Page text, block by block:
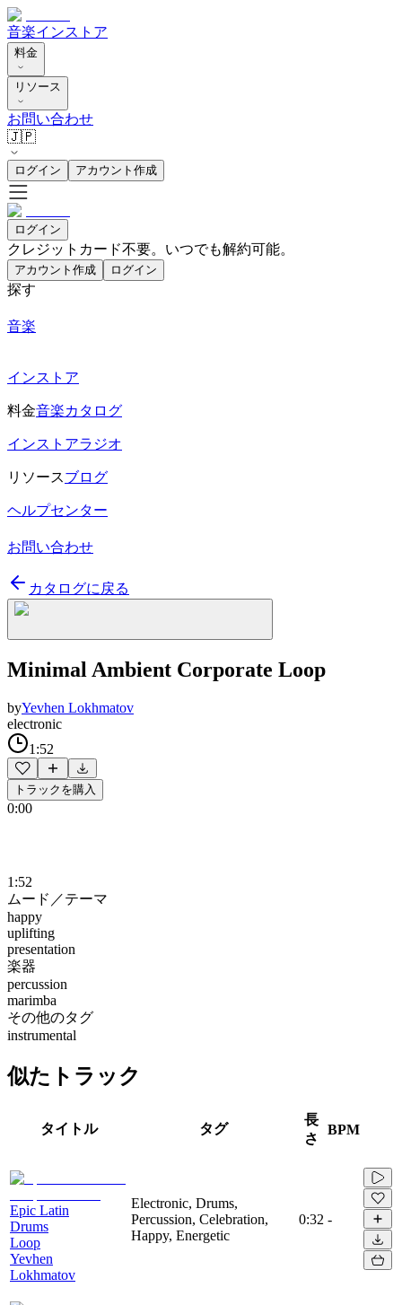
音楽インストア
料金
リソース
お問い合わせ
🇯🇵
ログイン アカウント作成
ログイン
クレジットカード不要。いつでも解約可能。
アカウント作成 ログイン
探す
音楽
インストア
料金音楽カタログ
インストアラジオ
リソースブログ
ヘルプセンター
お問い合わせ
カタログに戻る
Minimal Ambient Corporate Loop
byYevhen Lokhmatov
electronic
1:52
トラックを購入
0:00
1:52
ムード／テーマ
happy
uplifting
presentation
楽器
percussion
marimba
その他のタグ
instrumental
似たトラック
タイトル タグ
長
さ
BPM
Epic Latin
Drums
Loop
Yevhen
Lokhmatov
Electronic, Drums,
Percussion, Celebration,
Happy, Energetic
0:32 -